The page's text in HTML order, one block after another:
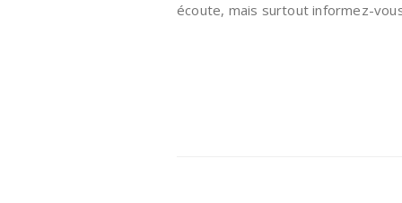
écoute, mais surtout informez-